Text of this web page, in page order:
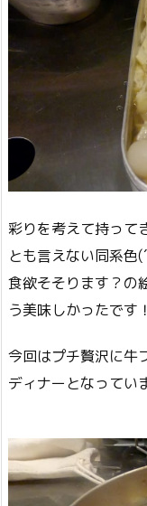
彩りを考えて持って
とも言えない同系色
食欲そそります？の
う美味しかったです！
今回はプチ贅沢に牛
ディナーとなってい